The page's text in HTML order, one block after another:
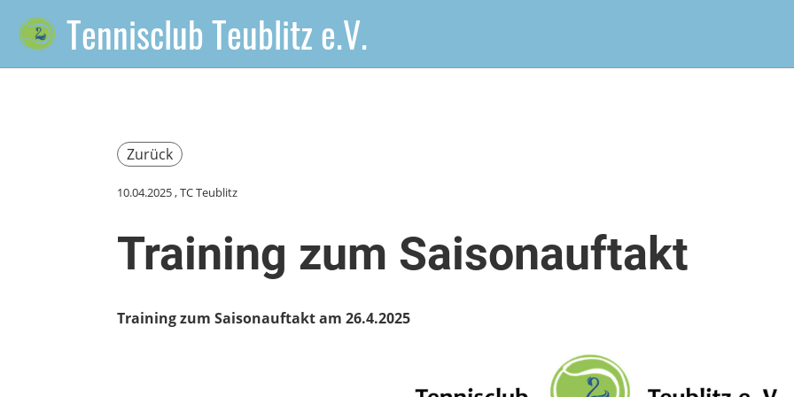
Tennisclub Teublitz e.V.
Zurück
10.04.2025, TC Teublitz
Training zum Saisonauftakt
Training zum Saisonauftakt am 26.4.2025